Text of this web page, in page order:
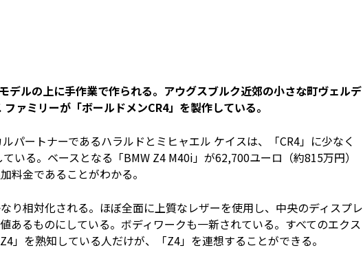
デルの上に手作業で作られる。アウグスブルク近郊の小さな町ヴェルデ
ァミリーが「ボールドメンCR4」を製作している。
パートナーであるハラルドとミヒャエル ケイスは、「CR4」に少なく
いる。ベースとなる「BMW Z4 M40i」が62,700ユーロ（約815万円）
料金であることがわかる。
り相対化される。ほぼ全面に上質なレザーを使用し、中央のディスプレ
あるものにしている。ボディワークも一新されている。すべてのエクス
」を熟知している人だけが、「Z4」を連想することができる。